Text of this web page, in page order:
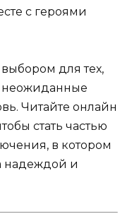
с героями
для тех,
неожиданные
Читайте онлайн
стать частью
в котором
надеждой и